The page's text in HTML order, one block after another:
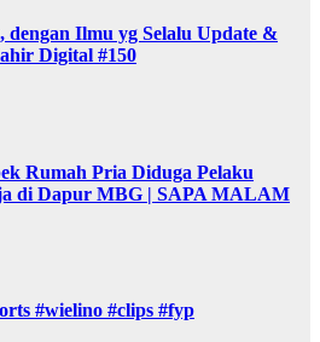
Ilmu yg Selalu Update &
Digital #150
Rumah Pria Diduga Pelaku
di Dapur MBG | SAPA MALAM
#wielino #clips #fyp